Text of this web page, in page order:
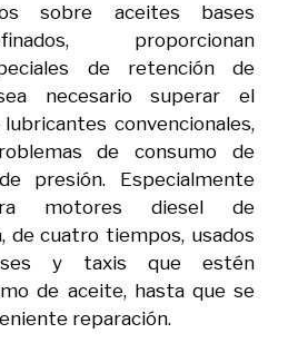
sobre aceites bases
proporcionan
de retención de
necesario superar el
convencionales,
de consumo de
presión. Especialmente
motores diesel de
de cuatro tiempos, usados
y taxis que estén
de aceite, hasta que se
reparación.